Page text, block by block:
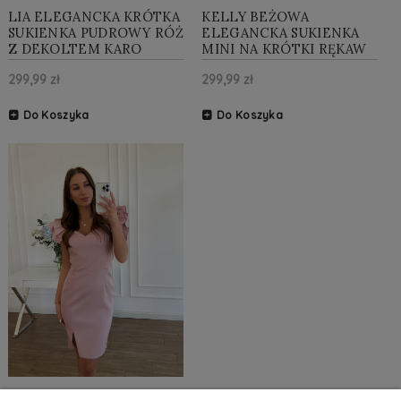
LIA ELEGANCKA KRÓTKA
SUKIENKA PUDROWY RÓŻ
Z DEKOLTEM KARO
299,99 zł
Do Koszyka
KELLY BEŻOWA
ELEGANCKA SUKIENKA
MINI NA KRÓTKI RĘKAW
299,99 zł
Do Koszyka